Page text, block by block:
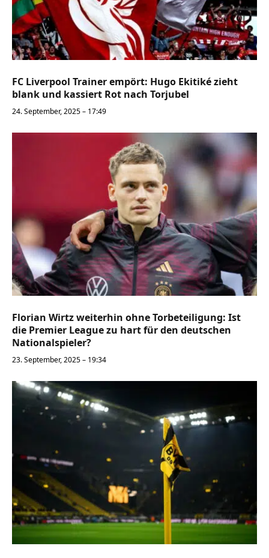
FC Liverpool Trainer empört: Hugo Ekitiké zieht
blank und kassiert Rot nach Torjubel
24. September, 2025 – 17:49
Florian Wirtz weiterhin ohne Torbeteiligung: Ist
die Premier League zu hart für den deutschen
Nationalspieler?
23. September, 2025 – 19:34